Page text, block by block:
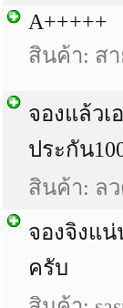
A+++++
สินค้า: สา
จองแล้วเ
ประกัน
สินค้า: ล
จองจิงแ
ครับ